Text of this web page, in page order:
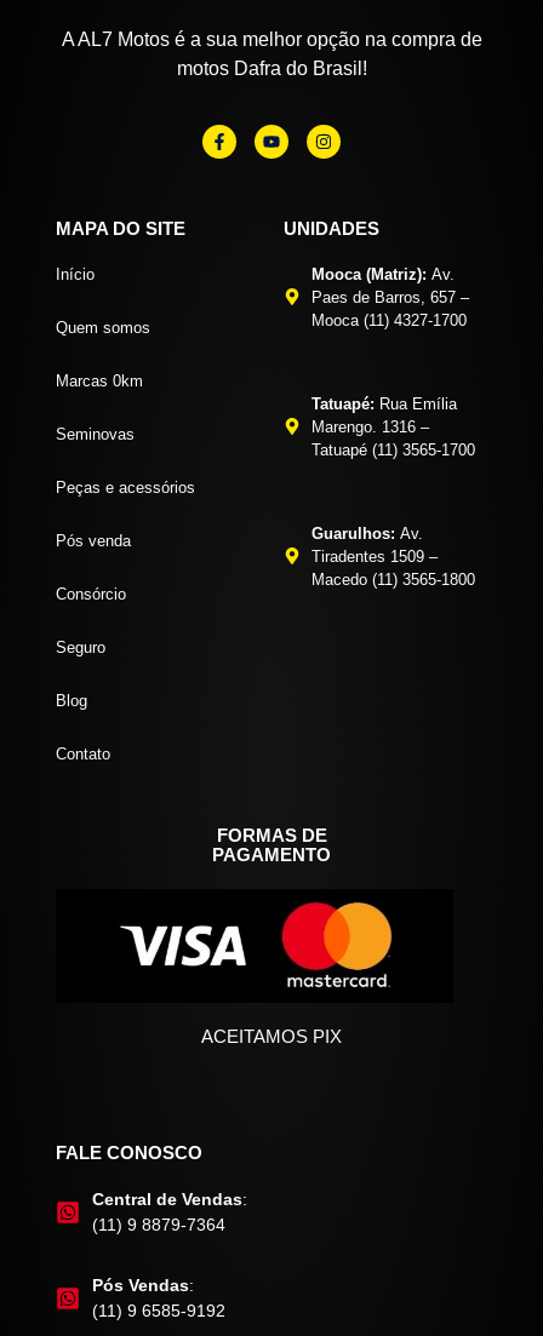
A AL7 Motos é a sua melhor opção na compra de
motos Dafra do Brasil!
MAPA DO SITE
Início
Quem somos
Marcas 0km
Seminovas
Peças e acessórios
Pós venda
Consórcio
Seguro
Blog
Contato
UNIDADES
Mooca (Matriz): Av.
Paes de Barros, 657 –
Mooca (11) 4327-1700
Tatuapé: Rua Emília
Marengo. 1316 –
Tatuapé (11) 3565-1700
Guarulhos: Av.
Tiradentes 1509 –
Macedo (11) 3565-1800
FORMAS DE
PAGAMENTO
ACEITAMOS PIX
FALE CONOSCO
Central de Vendas:
(11) 9 8879-7364
Pós Vendas:
(11) 9 6585-9192